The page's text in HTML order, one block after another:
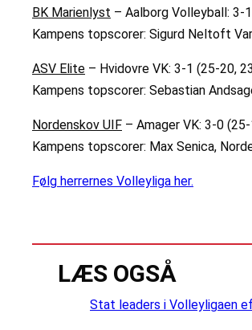
BK Marienlyst – Aalborg Volleyball: 3-
Kampens topscorer: Sigurd Neltoft
ASV Elite – Hvidovre VK: 3-1 (25-20,
Kampens topscorer: Sebastian
Nordenskov UIF – Amager VK: 3-0
Kampens topscorer: Max Senica,
Følg herrernes Volleyliga her.
LÆS OGSÅ
Stat leaders i Volleyligaen